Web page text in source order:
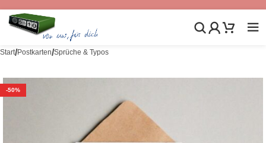
Start/Postkarten/Sprüche & Typos
-50%